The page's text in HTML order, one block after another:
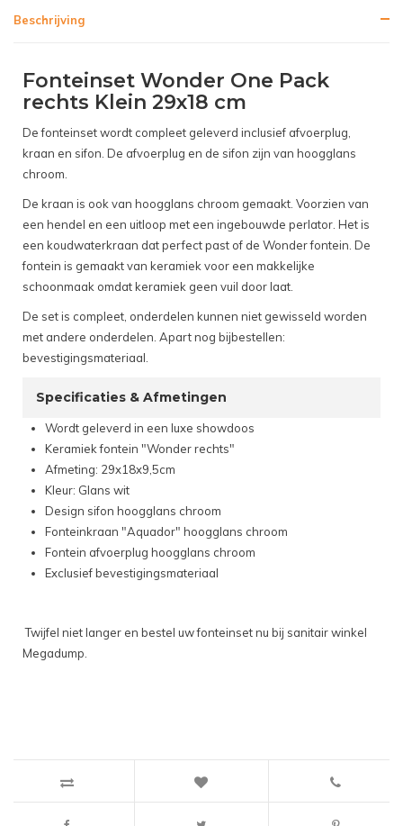
Beschrijving
Fonteinset Wonder One Pack
rechts Klein 29x18 cm
De fonteinset wordt compleet geleverd inclusief afvoerplug,
kraan en sifon. De afvoerplug en de sifon zijn van hoogglans
chroom.
De kraan is ook van hoogglans chroom gemaakt. Voorzien van
een hendel en een uitloop met een ingebouwde perlator. Het is
een koudwaterkraan dat perfect past of de Wonder fontein. De
fontein is gemaakt van keramiek voor een makkelijke
schoonmaak omdat keramiek geen vuil door laat.
De set is compleet, onderdelen kunnen niet gewisseld worden
met andere onderdelen. Apart nog bijbestellen:
bevestigingsmateriaal.
Specificaties & Afmetingen
Wordt geleverd in een luxe showdoos
Keramiek fontein "Wonder rechts"
Afmeting: 29x18x9,5cm
Kleur: Glans wit
Design sifon hoogglans chroom
Fonteinkraan "Aquador" hoogglans chroom
Fontein afvoerplug hoogglans chroom
Exclusief bevestigingsmateriaal
Twijfel niet langer en bestel uw fonteinset nu bij sanitair winkel
Megadump.